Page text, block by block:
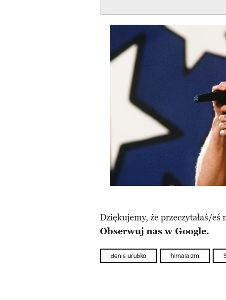
Dziękujemy, że przeczytałaś/eś
Obserwuj nas w Google.
denis urubko himalaizm